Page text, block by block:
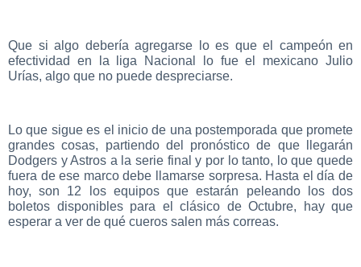
Que si algo debería agregarse lo es que el campeón en
efectividad en la liga Nacional lo fue el mexicano Julio
Urías, algo que no puede despreciarse.
Lo que sigue es el inicio de una postemporada que promete
grandes cosas, partiendo del pronóstico de que llegarán
Dodgers y Astros a la serie final y por lo tanto, lo que quede
fuera de ese marco debe llamarse sorpresa. Hasta el día de
hoy, son 12 los equipos que estarán peleando los dos
boletos disponibles para el clásico de Octubre, hay que
esperar a ver de qué cueros salen más correas.